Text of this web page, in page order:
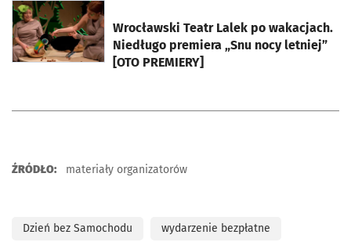
Wrocławski Teatr Lalek po wakacjach.
Niedługo premiera „Snu nocy letniej”
[OTO PREMIERY]
otworzy się w nowej karcie
ŹRÓDŁO: materiały organizatorów
Dzień bez Samochodu wydarzenie bezpłatne